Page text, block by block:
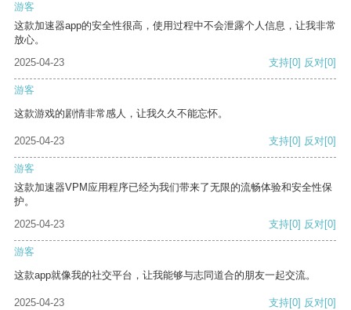
游客
这款加速器app的安全性很高，使用过程中不会泄露个人信息，让我非常
放心。
2025-04-23
支持[0] 反对[0]
游客
这款游戏的剧情非常感人，让我久久不能忘怀。
2025-04-23 支持[0] 反对[0]
游客
这款加速器VPM应用程序已经为我们带来了无限的流畅体验和安全性保
护。
2025-04-23
支持[0] 反对[0]
游客
这款app就像我的社交平台，让我能够与志同道合的朋友一起交流。
2025-04-23 支持[0] 反对[0]